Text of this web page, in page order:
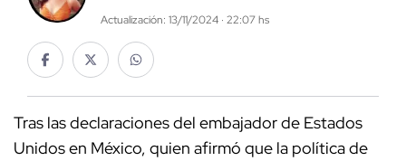
Actualización: 13/11/2024 · 22:07 hs
Tras las declaraciones del embajador de Estados
Unidos en México, quien afirmó que la política de